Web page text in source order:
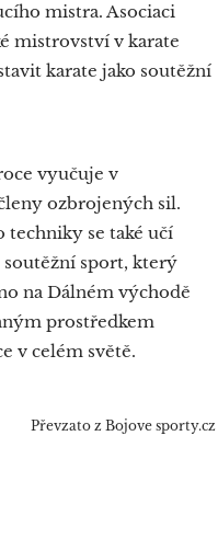
mistra. Asociaci
mistrovství v karate
karate jako soutěžní
vyučuje v
ozbrojených sil.
techniky se také učí
soutěžní sport, který
na Dálném východě
prostředkem
v celém světě.
Převzato z Bojove sporty.cz